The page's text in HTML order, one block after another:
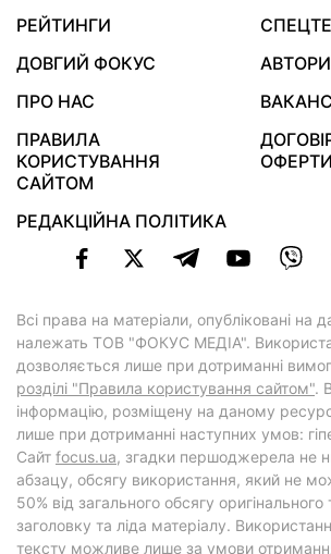
РЕЙТИНГИ
ДОВГИЙ ФОКУС
АВТОРИ
ПРО НАС
ПРАВИЛА
КОРИСТУВАННЯ
САЙТОМ
ОФЕРТИ
РЕДАКЦІЙНА ПОЛІТИКА
Всі права на матеріали, опубліковані на
належать ТОВ "ФОКУС МЕДІА".
дозволяється лише при дотриманні
розділі "Правила користування сайтом".
інформацію, розміщену на даному
лише при дотриманні наступних умов:
Cайт focus.ua, згадки першоджерела не
абзацу, обсягу використання, який не
50% від загального обсягу оригінального
заголовку та ліда матеріалу.
тексту можливе лише за умови